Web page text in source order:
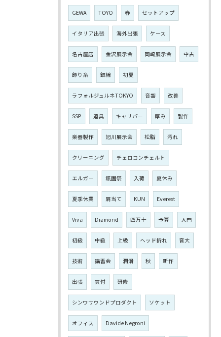
GEWA TOYO 春 セットアップ
イタリア出張 海外出張 ケース
名古屋店 金沢展示会 岡崎展示会 中古
飾り糸 銀線 初夏
ラフォルジュルネTOKYO 音響 改善
SSP 道具 キャリパー 厚み 製作
楽器製作 旭川展示会 松脂 汚れ
クリーニング チェロコンチェルト
エルガー 祇園祭 入荷 夏休み
夏季休業 肩当て KUN Everest
Viva Diamond 四万十 予算 入門
初級 中級 上級 ヘッド折れ 音大
技術 講習会 潤滑 秋 新作
出張 買付 研修
シンワサウンドプロダクト ソケット
オフィス Davide Negroni